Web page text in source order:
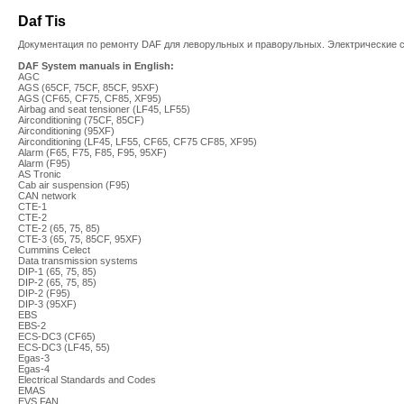
Daf Tis
Документация по ремонту DAF для леворульных и праворульных. Электрические
DAF System manuals in English:
AGC
AGS (65CF, 75CF, 85CF, 95XF)
AGS (CF65, CF75, CF85, XF95)
Airbag and seat tensioner (LF45, LF55)
Airconditioning (75CF, 85CF)
Airconditioning (95XF)
Airconditioning (LF45, LF55, CF65, CF75 CF85, XF95)
Alarm (F65, F75, F85, F95, 95XF)
Alarm (F95)
AS Tronic
Cab air suspension (F95)
CAN network
CTE-1
CTE-2
CTE-2 (65, 75, 85)
CTE-3 (65, 75, 85CF, 95XF)
Cummins Celect
Data transmission systems
DIP-1 (65, 75, 85)
DIP-2 (65, 75, 85)
DIP-2 (F95)
DIP-3 (95XF)
EBS
EBS-2
ECS-DC3 (CF65)
ECS-DC3 (LF45, 55)
Egas-3
Egas-4
Electrical Standards and Codes
EMAS
EVS FAN